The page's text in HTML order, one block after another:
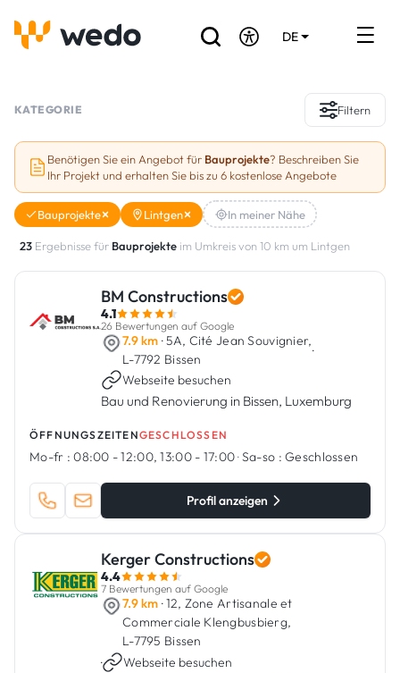
DE
Referenzen
Förderungen & Zuschüsse
Sind Sie Handwerker?
KATEGORIE Filtern
Benötigen Sie ein Angebot für Bauprojekte? Beschreiben Sie
Ihr Projekt und erhalten Sie bis zu 6 kostenlose Angebote
Bauprojekte Lintgen In meiner Nähe
23 Ergebnisse für Bauprojekte im Umkreis von 10 km um Lintgen
BM Constructions
4.1
26 Bewertungen auf Google
7.9 km · 5A, Cité Jean Souvignier,
L-7792 Bissen
·
Webseite besuchen
Bau und Renovierung in Bissen, Luxemburg
ÖFFNUNGSZEITENGESCHLOSSEN
Mo-fr : 08:00 - 12:00, 13:00 - 17:00·Sa-so : Geschlossen
Profil anzeigen
Kerger Constructions
4.4
7 Bewertungen auf Google
7.9 km · 12, Zone Artisanale et
Commerciale Klengbusbierg,
L-7795 Bissen
·
Webseite besuchen